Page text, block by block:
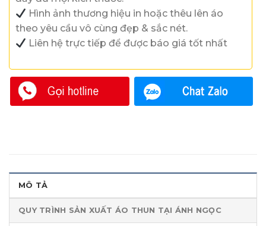
Hình ảnh thương hiệu in hoặc thêu lên áo
theo yêu cầu vô cùng đẹp & sắc nét.
Liên hệ trực tiếp để được báo giá tốt nhất
MÔ TẢ
QUY TRÌNH SẢN XUẤT ÁO THUN TẠI ÁNH NGỌC